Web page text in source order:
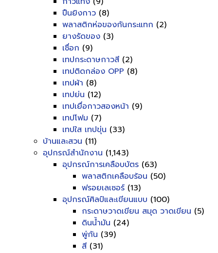
ปืนยิงกาว (8)
พลาสติกห่อของกันกระแทก (2)
ยางรัดของ (3)
เชื่อก (9)
เทปกระดาษกาวสี (2)
เทปติดกล่อง OPP (8)
เทปผ้า (8)
เทปย่น (12)
เทปเยื่อกาวสองหน้า (9)
เทปโฟม (7)
เทปใส เทปขุ่น (33)
บ้านและสวน (11)
อุปกรณ์สำนักงาน (1,143)
อุปกรณ์การเคลือบบัตร (63)
พลาสติกเคลือบร้อน (50)
ฟรอยเลเซอร์ (13)
อุปกรณ์ศิลป์และเขียนแบบ (100)
กระดาษวาดเขียน สมุด วาดเขียน (5)
ดินน้ำมัน (24)
พู่กัน (39)
สี (31)